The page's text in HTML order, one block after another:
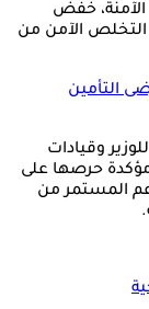
الآمنة، خفض
التخلص الآمن من
التأمين
وقيادات
مؤكدة حرصها على
المستمر من